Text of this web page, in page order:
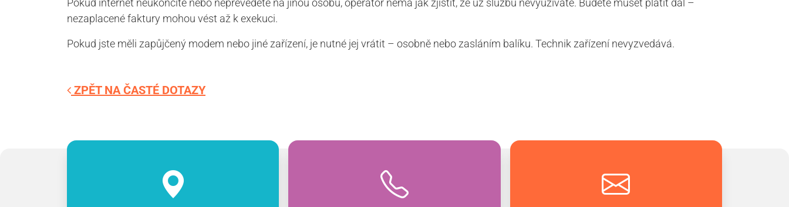
Pokud internet neukončíte nebo nepřevedete na jinou osobu, operátor nemá jak zjistit, že už službu nevyužíváte. Budete muset platit dál –
nezaplacené faktury mohou vést až k exekuci.
Pokud jste měli zapůjčený modem nebo jiné zařízení, je nutné jej vrátit – osobně nebo zasláním balíku. Technik zařízení nevyzvedává.
ZPĚT NA ČASTÉ DOTAZY